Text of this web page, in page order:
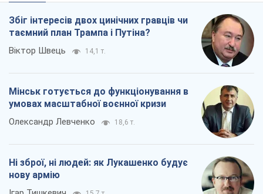
Збіг інтересів двох цинічних гравців чи
таємний план Трампа і Путіна?
Віктор Швець 14,1 т.
Мінськ готується до функціонування в
умовах масштабної воєнної кризи
Олександр Левченко 18,6 т.
Ні зброї, ні людей: як Лукашенко будує
нову армію